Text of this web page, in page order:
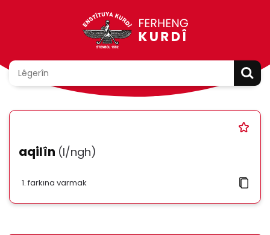
aqilîn (l/ngh)
farkına varmak